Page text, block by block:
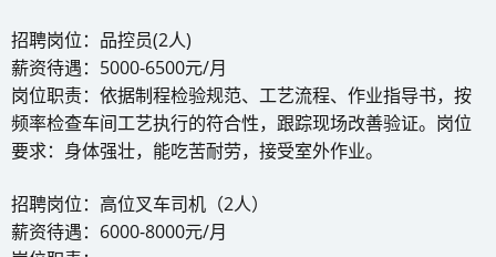
招聘岗位：品控员(2人)
薪资待遇：5000-6500元/月
岗位职责：依据制程检验规范、工艺流程、作业指导书，按
频率检查车间工艺执行的符合性，跟踪现场改善验证。岗位
要求：身体强壮，能吃苦耐劳，接受室外作业。
招聘岗位：高位叉车司机（2人）
薪资待遇：6000-8000元/月